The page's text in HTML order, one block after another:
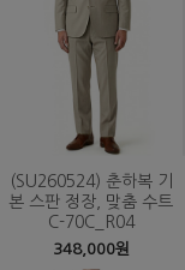
(SU260524) 춘하복 기
본 스판 정장, 맞춤 수트
C-70C_R04
348,000원